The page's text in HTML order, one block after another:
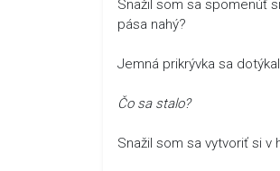
Snažil som sa spomenúť
pása nahý?
Jemná prikrývka sa
Čo sa stalo?
Snažil som sa vytvoriť si v